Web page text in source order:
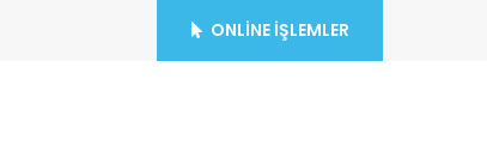
ONLİNE İŞLEMLER